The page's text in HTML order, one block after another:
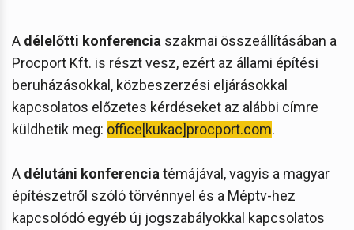
A délelőtti konferencia szakmai összeállításában a
Procport Kft. is részt vesz, ezért az állami építési
beruházásokkal, közbeszerzési eljárásokkal
kapcsolatos előzetes kérdéseket az alábbi címre
küldhetik meg: office[kukac]procport.com.
A délutáni konferencia témájával, vagyis a magyar
építészetről szóló törvénnyel és a Méptv-hez
kapcsolódó egyéb új jogszabályokkal kapcsolatos